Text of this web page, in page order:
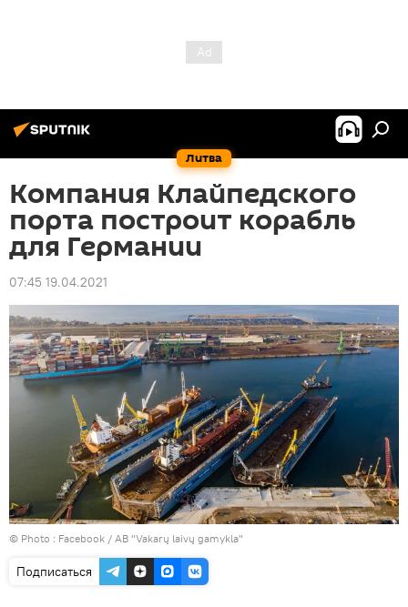
Литва
Компания Клайпедского
порта построит корабль
для Германии
07:45 19.04.2021
© Photo : Facebook / AB "Vakarų laivų gamykla"
Подписаться